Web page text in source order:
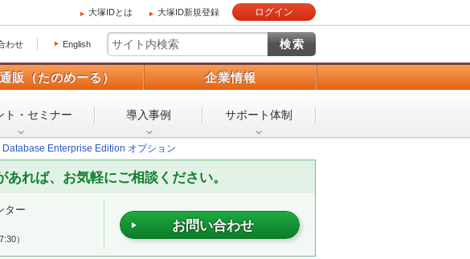
大塚IDとは 大塚ID新規登録 ログイン
わせ English
通販（たのめーる） 企業情報
ト・ セミナー 導入事例 サポート体制
Database Enterprise Edition オプション
れば、お気軽にご相談ください。
ター
）
お問い合わせ